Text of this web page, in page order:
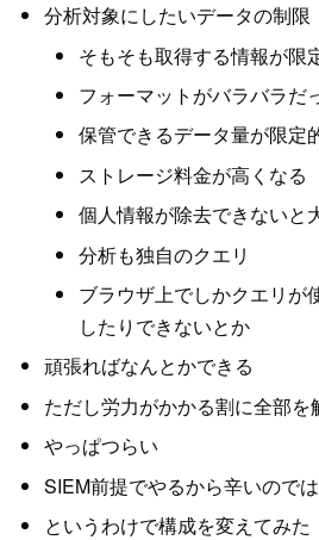
分析対象にしたいデータの制限
そもそも取得する情報が限
フォーマットがバラバラだ
保管できるデータ量が限定
ストレージ料金が高くなる
個人情報が除去できないと
分析も独自のクエリ
ブラウザ上でしかクエリが
したりできないとか
頑張ればなんとかできる
ただし労力がかかる割に全部
やっぱつらい
SIEM前提でやるから辛いのでは
というわけで構成を変えてみた